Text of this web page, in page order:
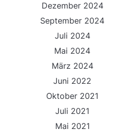
Dezember 2024
September 2024
Juli 2024
Mai 2024
März 2024
Juni 2022
Oktober 2021
Juli 2021
Mai 2021